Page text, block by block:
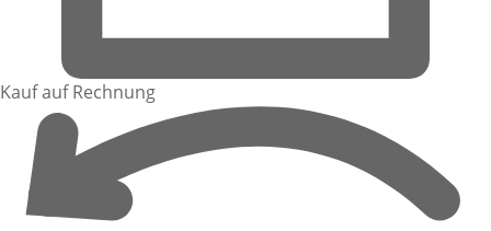
Kauf auf Rechnung